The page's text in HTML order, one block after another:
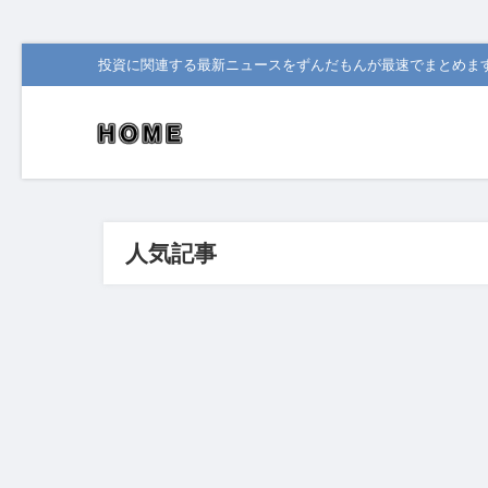
投資に関連する最新ニュースをずんだもんが最速でまとめま
人気記事